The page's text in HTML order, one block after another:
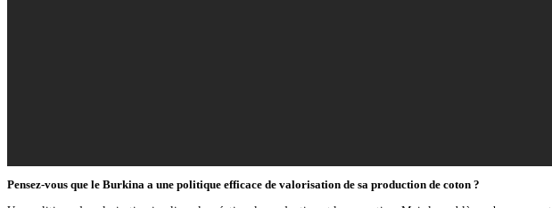
Pensez-vous que le Burkina a une politique efficace de valorisation de sa production de coton ?